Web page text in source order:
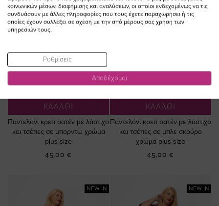
ΚΑΛΑΘΙ
Παντελόνι κρεπ σατέν με λάστιχο
και τσέπες σε μπορντώ χρώμα
plus size
45,00 €
ΚΑΛΑΘΙ
Παντελόνι κρεπ σατέν με λάστιχο
και τσέπες σε μπλε σκούρο
χρώμα plus size
45,00 €
NEW IN NEW IN
κοινωνικών μέσων, διαφήμισης και αναλύσεων, οι οποίοι ενδεχομένως να τις
συνδυάσουν με άλλες πληροφορίες που τους έχετε παραχωρήσει ή τις
οποίες έχουν συλλέξει σε σχέση με την από μέρους σας χρήση των
υπηρεσιών τους.
Ρυθμίσεις
Αποδέχομαι